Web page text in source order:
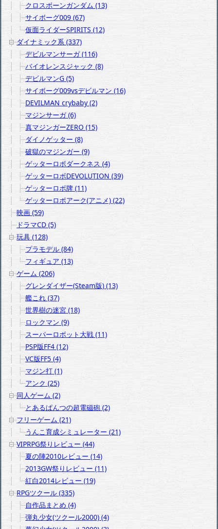
クロスボーンガンダム (13)
サイボーグ009 (67)
仮面ライダーSPIRITS (12)
ダイナミック系 (337)
デビルマンサーガ (116)
バイオレンスジャック (8)
デビルマンG (5)
サイボーグ009vsデビルマン (16)
DEVILMAN crybaby (2)
マジンサーガ (6)
真マジンガーZERO (15)
ダイノゲッター (8)
破獄のマジンガー (9)
ゲッターロボダークネス (4)
ゲッターロボDEVOLUTION (39)
ゲッターロボ牌 (11)
ゲッターロボアーク(アニメ) (22)
映画 (59)
ドラマCD (5)
玩具 (128)
プラモデル (84)
フィギュア (13)
ゲーム (206)
グレンダイザー(Steam版) (13)
艦これ (37)
世界樹の迷宮 (18)
ロックマン (9)
スーパーロボット大戦 (11)
PSP版FF4 (12)
VC版FF5 (4)
マジン打 (1)
アンク (25)
同人ゲーム (2)
とあるぱんつの超電磁砲 (2)
フリーゲーム (21)
うんこ育成シミュレーター (21)
VIPRPG祭りレビュー (44)
夏の陣2010レビュー (14)
2013GW祭りレビュー (11)
紅白2014レビュー (19)
RPGツクール (335)
自作品まとめ (4)
弾丸少女(ツクール2000) (4)